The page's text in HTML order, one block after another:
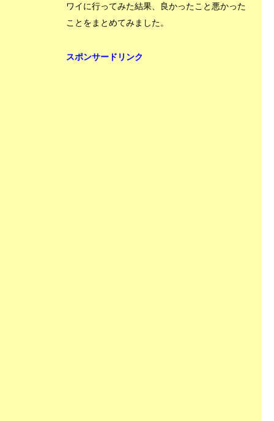
ワイに行ってみた結果、良かったこと悪かった
ことをまとめてみました。
スポンサードリンク